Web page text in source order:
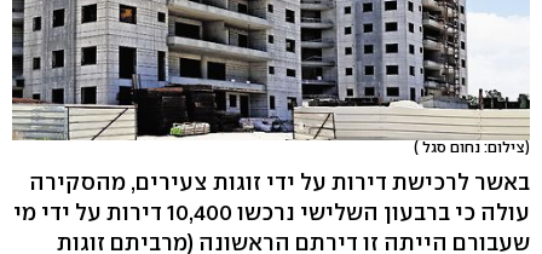
(צילום: נחום סגל )
באשר לרכישת דירות על ידי זוגות צעירים, מהסקירה
עולה כי ברבעון השלישי נרכשו 10,400 דירות על ידי מי
שעבורם הייתה זו דירתם הראשונה (מרביתם זוגות